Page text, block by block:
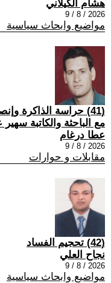
هشام الكيلاني
2026 / 8 / 9
مواضيع وابحاث سياسية
(41) حراسة الذاكرة
مع الباحثة والكاتبة سهير
عطا درغام
2026 / 8 / 9
مقابلات و حوارات
(42) تحجيم الفساد
نجاح العلي
2026 / 8 / 9
مواضيع وابحاث سياسية